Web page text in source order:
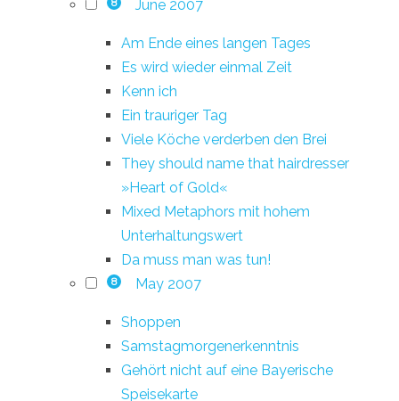
8 June 2007
Am Ende eines langen Tages
Es wird wieder einmal Zeit
Kenn ich
Ein trauriger Tag
Viele Köche verderben den Brei
They should name that hairdresser
»Heart of Gold«
Mixed Metaphors mit hohem
Unterhaltungswert
Da muss man was tun!
8 May 2007
Shoppen
Samstagmorgenerkenntnis
Gehört nicht auf eine Bayerische
Speisekarte